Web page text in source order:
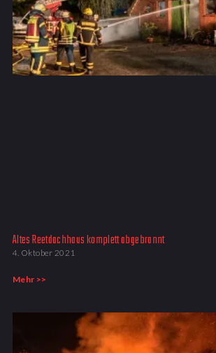
Altes Reetdachhaus komplett abgebrannt
4. Oktober 2021
Mehr >>